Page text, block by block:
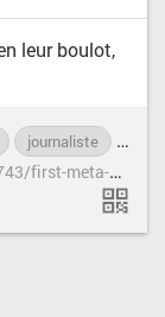
leur boulot,
journaliste
h
ttp://bitcoinfr.tumblr.com/post/78737033743/first-meta-et-le-bitcoin-aucun-rapport